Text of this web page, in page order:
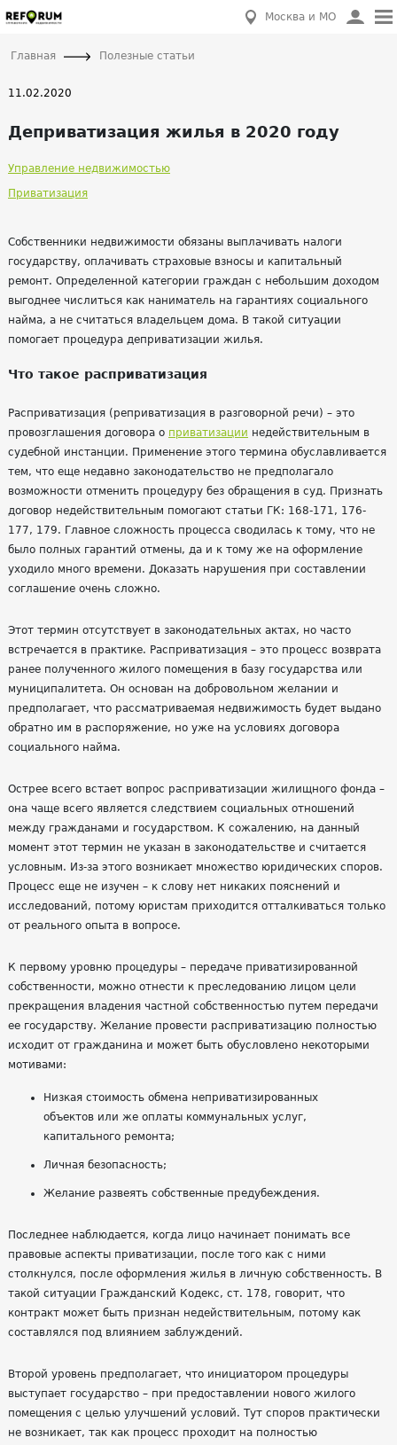
Москва и МО
Главная Полезные статьи
11.02.2020
Деприватизация жилья в 2020 году
Управление недвижимостью
Приватизация
Собственники недвижимости обязаны выплачивать налоги
государству, оплачивать страховые взносы и капитальный
ремонт. Определенной категории граждан с небольшим доходом
выгоднее числиться как наниматель на гарантиях социального
найма, а не считаться владельцем дома. В такой ситуации
помогает процедура деприватизации жилья.
Что такое расприватизация
Расприватизация (реприватизация в разговорной речи) – это
провозглашения договора о приватизации недействительным в
судебной инстанции. Применение этого термина обуславливается
тем, что еще недавно законодательство не предполагало
возможности отменить процедуру без обращения в суд. Признать
договор недействительным помогают статьи ГК: 168-171, 176-
177, 179. Главное сложность процесса сводилась к тому, что не
было полных гарантий отмены, да и к тому же на оформление
уходило много времени. Доказать нарушения при составлении
соглашение очень сложно.
Этот термин отсутствует в законодательных актах, но часто
встречается в практике. Расприватизация – это процесс возврата
ранее полученного жилого помещения в базу государства или
муниципалитета. Он основан на добровольном желании и
предполагает, что рассматриваемая недвижимость будет выдано
обратно им в распоряжение, но уже на условиях договора
социального найма.
Острее всего встает вопрос расприватизации жилищного фонда –
она чаще всего является следствием социальных отношений
между гражданами и государством. К сожалению, на данный
момент этот термин не указан в законодательстве и считается
условным. Из-за этого возникает множество юридических споров.
Процесс еще не изучен – к слову нет никаких пояснений и
исследований, потому юристам приходится отталкиваться только
от реального опыта в вопросе.
К первому уровню процедуры – передаче приватизированной
собственности, можно отнести к преследованию лицом цели
прекращения владения частной собственностью путем передачи
ее государству. Желание провести расприватизацию полностью
исходит от гражданина и может быть обусловлено некоторыми
мотивами:
Низкая стоимость обмена неприватизированных
объектов или же оплаты коммунальных услуг,
капитального ремонта;
Личная безопасность;
Желание развеять собственные предубеждения.
Последнее наблюдается, когда лицо начинает понимать все
правовые аспекты приватизации, после того как с ними
столкнулся, после оформления жилья в личную собственность. В
такой ситуации Гражданский Кодекс, ст. 178, говорит, что
контракт может быть признан недействительным, потому как
составлялся под влиянием заблуждений.
Второй уровень предполагает, что инициатором процедуры
выступает государство – при предоставлении нового жилого
помещения с целью улучшений условий. Тут споров практически
не возникает, так как процесс проходит на полностью